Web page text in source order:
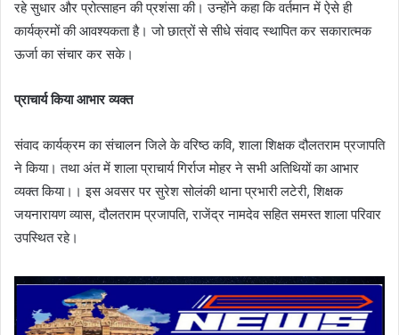
रहे सुधार और प्रोत्साहन की प्रशंसा की। उन्होंने कहा कि वर्तमान में ऐसे ही
कार्यक्रमों की आवश्यकता है। जो छात्रों से सीधे संवाद स्थापित कर सकारात्मक
ऊर्जा का संचार कर सके।
प्राचार्य किया आभार व्यक्त
संवाद कार्यक्रम का संचालन जिले के वरिष्ठ कवि, शाला शिक्षक दौलतराम प्रजापति
ने किया। तथा अंत में शाला प्राचार्य गिर्राज मोहर ने सभी अतिथियों का आभार
व्यक्त किया।। इस अवसर पर सुरेश सोलंकी थाना प्रभारी लटेरी, शिक्षक
जयनारायण व्यास, दौलतराम प्रजापति, राजेंद्र नामदेव सहित समस्त शाला परिवार
उपस्थित रहे।